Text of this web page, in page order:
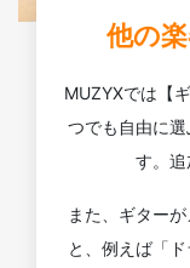
他の
MUZYXでは【
つでも自由に
す。追
また、ギター
と、例えば「